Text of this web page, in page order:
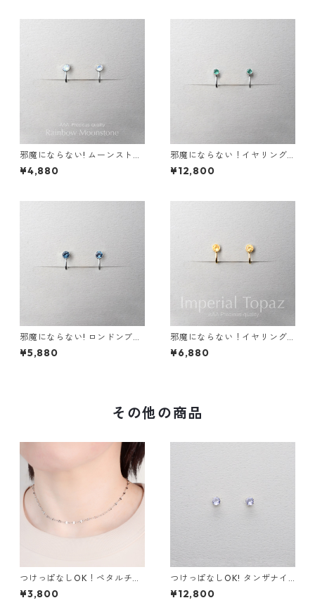
邪魔にならない! ムーンストー
ン イヤリング AAA レインボ
ー サージカルステンレス 金属
¥4,880
邪魔にならない！イヤリング
エメラルド AAA サージカルス
テンレス 金属アレルギー スキ
¥12,800
邪魔にならない! ロンドンブル
ートパーズ イヤリング 宝石質
AAA サージカルステンレス 金
¥5,880
邪魔にならない！イヤリング
インペリアル トパーズ AAA宝
石質 サージカルステンレス 誕
¥6,880
その他の商品
つけっぱなしOK！ペタルチェ
ーン ネックレス ウェーブチェ
ーン サージカルステンレス 金
¥3,800
つけっぱなしOK! タンザナイ
ト ピアス AAA サージカルス
テンレス 金属アレルギー スキ
¥12,800